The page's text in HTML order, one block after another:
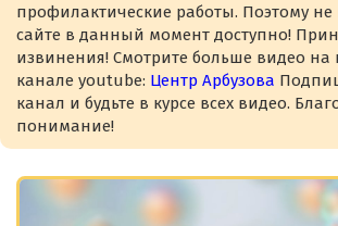
профилактические работы. Поэтому не
сайте в данный момент доступно!
извинения! Смотрите больше видео
канале youtube: Центр Арбузова
канал и будьте в курсе всех видео.
понимание!